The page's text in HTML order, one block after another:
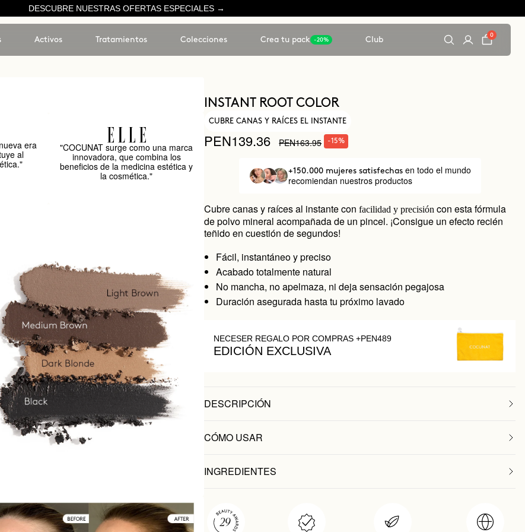
DESCUBRE NUESTRAS OFERTAS ESPECIALES →
Activos Tratamientos Colecciones Crea tu pack -20% Club
0
era
al
"COCUNAT surge como una marca
innovadora, que combina los
beneficios de la medicina estética y
la cosmética."
INSTANT ROOT COLOR
CUBRE CANAS Y RAÍCES EL INSTANTE
PEN139.36 PEN163.95 -15%
+150.000 mujeres satisfechas en todo el mundo
recomiendan nuestros productos
Cubre canas y raíces al instante confacilidad y precisión con esta fórmula
de polvo mineral acompañada de un pincel. ¡Consigue un efecto recién
teñido en cuestión de segundos!
Fácil, instantáneo y preciso
Acabado totalmente natural
No mancha, no apelmaza, ni deja sensación pegajosa
Duración asegurada hasta tu próximo lavado
NECESER REGALO POR COMPRAS +PEN489
EDICIÓN EXCLUSIVA
DESCRIPCIÓN
CÓMO USAR
INGREDIENTES